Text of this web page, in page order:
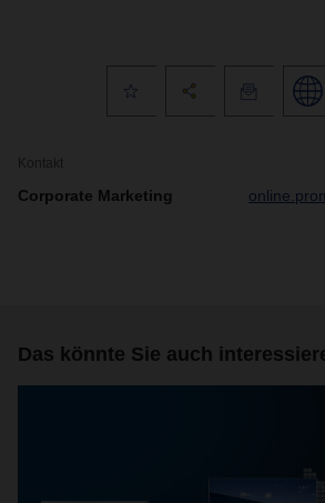
Kontakt
Corporate Marketing
Das könnte Sie auch